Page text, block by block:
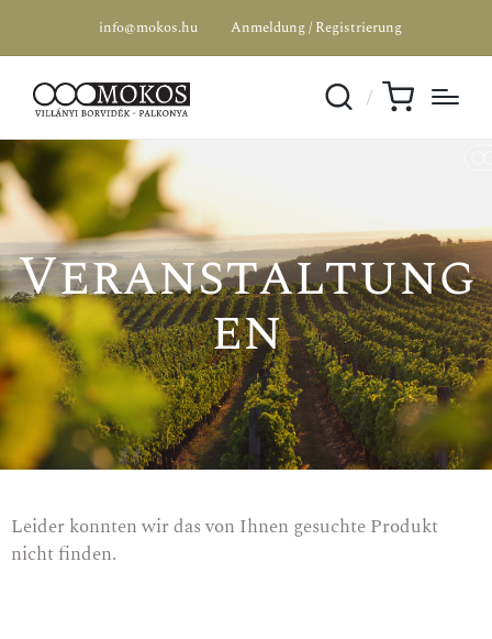
info@mokos.hu Anmeldung / Registrierung
Veranstaltung
en
Leider konnten wir das von Ihnen gesuchte Produkt
nicht finden.